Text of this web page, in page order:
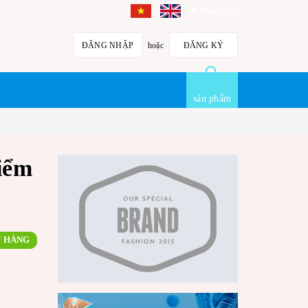
ĐĂNG NHẬP hoặc ĐĂNG KÝ
sản phẩm
HÀNG